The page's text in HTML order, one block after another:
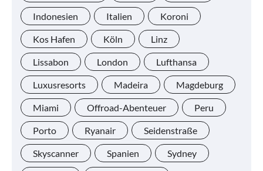
Indonesien Italien Koroni
Kos Hafen Köln Linz
Lissabon London Lufthansa
Luxusresorts Madeira Magdeburg
Miami Offroad-Abenteuer Peru
Porto Ryanair Seidenstraße
Skyscanner Spanien Sydney